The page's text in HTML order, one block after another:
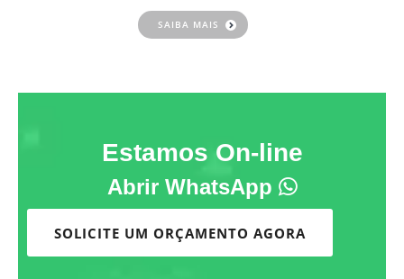
SAIBA MAIS
Estamos On-line
Abrir WhatsApp
SOLICITE UM ORÇAMENTO AGORA